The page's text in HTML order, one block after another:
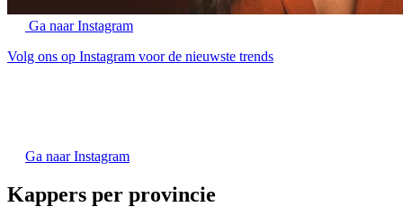
Ga naar Instagram
Volg ons op Instagram voor de nieuwste trends
Ga naar Instagram
Kappers per provincie